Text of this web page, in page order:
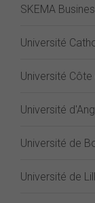
SKEMA
Université
Université Côte
Université
Université de
Université de